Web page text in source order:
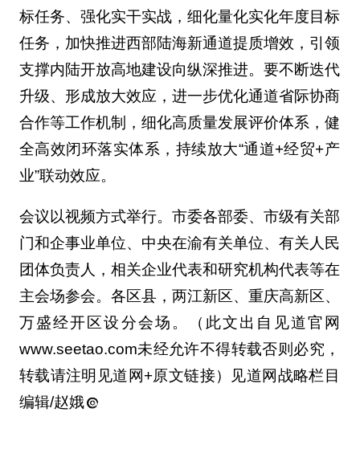
标任务、强化实干实战，细化量化实化年度目标
任务，加快推进西部陆海新通道提质增效，引领
支撑内陆开放高地建设向纵深推进。要不断迭代
升级、形成放大效应，进一步优化通道省际协商
合作等工作机制，细化高质量发展评价体系，健
全高效闭环落实体系，持续放大“通道+经贸+产
业”联动效应。
会议以视频方式举行。市委各部委、市级有关部
门和企事业单位、中央在渝有关单位、有关人民
团体负责人，相关企业代表和研究机构代表等在
主会场参会。各区县，两江新区、重庆高新区、
万盛经开区设分会场。（此文出自见道官网
www.seetao.com未经允许不得转载否则必究，
转载请注明见道网+原文链接）见道网战略栏目
编辑/赵娥